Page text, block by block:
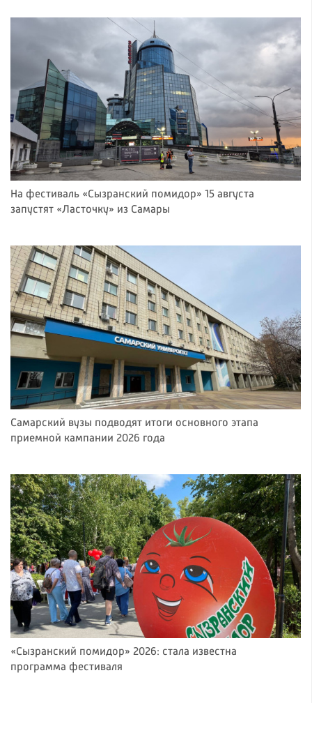
На фестиваль «Сызранский помидор» 15 августа
запустят «Ласточку» из Самары
Самарский вузы подводят итоги основного этапа
приемной кампании 2026 года
«Сызранский помидор» 2026: стала известна
программа фестиваля